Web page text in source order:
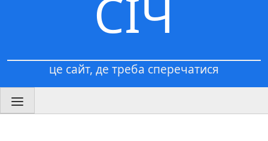
СІЧ
це сайт, де треба сперечатися